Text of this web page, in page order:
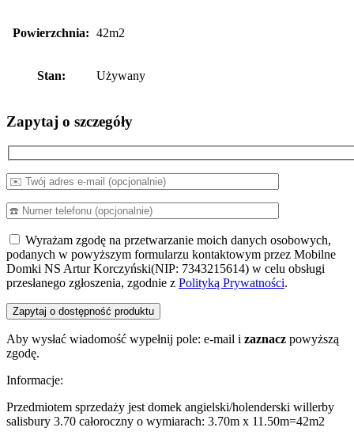
Powierzchnia: 42m2
Stan: Używany
Zapytaj o szczegóły
Wyrażam zgodę na przetwarzanie moich danych osobowych,
podanych w powyższym formularzu kontaktowym przez Mobilne
Domki NS Artur Korczyński(NIP: 7343215614) w celu obsługi
przesłanego zgłoszenia, zgodnie z Polityką Prywatności.
Aby wysłać wiadomość wypełnij pole: e-mail i zaznacz powyższą
zgodę.
Informacje:
Przedmiotem sprzedaży jest domek angielski/holenderski willerby
salisbury 3.70 całoroczny o wymiarach: 3.70m x 11.50m=42m2